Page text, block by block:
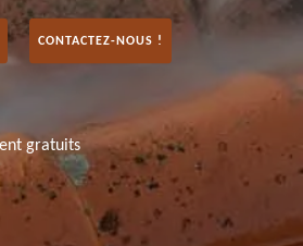
CONTACTEZ-NOUS !
gratuits